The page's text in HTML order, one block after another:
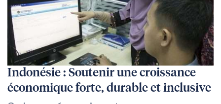
Indonésie : Soutenir une croissance
économique forte, durable et inclusive